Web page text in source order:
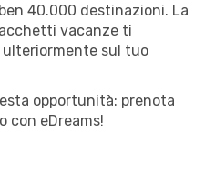
40.000 destinazioni. La
vacanze ti
sul tuo
opportunità: prenota
con eDreams!